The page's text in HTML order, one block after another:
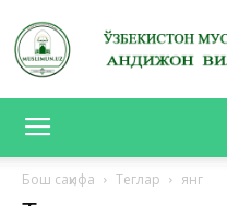
Бош саҳифа Теглар янг